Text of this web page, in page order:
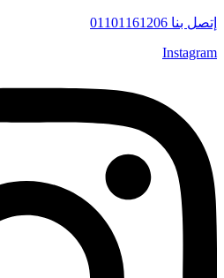
إتصل بنا 01101161206
Instagram